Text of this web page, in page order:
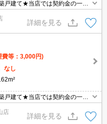
戸建て★当店では契約金の一部
。★お問い合わせはタウンハウ
詳細を見る
費等：3,000円)
なし
戸建て★当店では契約金の一部
。★お問い合わせはタウンハウ
店
詳細を見る